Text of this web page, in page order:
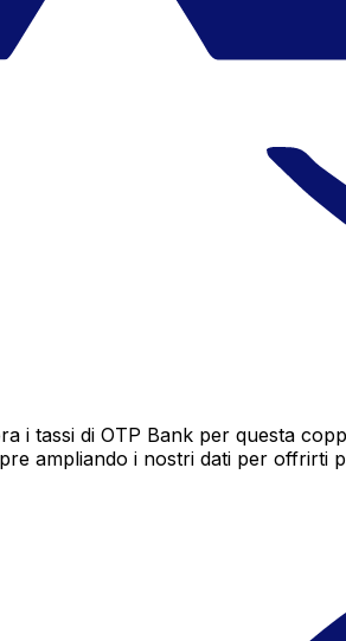
i tassi di OTP Bank per questa
ampliando i nostri dati per offrirti